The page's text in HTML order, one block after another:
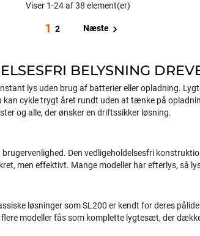
Viser 1-24 af 38 element(er)
1 2 Næste
BELYSNING
lys uden brug af batterier eller opladning.
kan cykle trygt året rundt uden at tænke på
og alle, der ønsker en driftssikker løsning.
Den vedligeholdelsesfri
men effektivt. Mange modeller har efterlys, så
løsninger som SL200 er kendt for deres
modeller fås som komplette lygtesæt, der